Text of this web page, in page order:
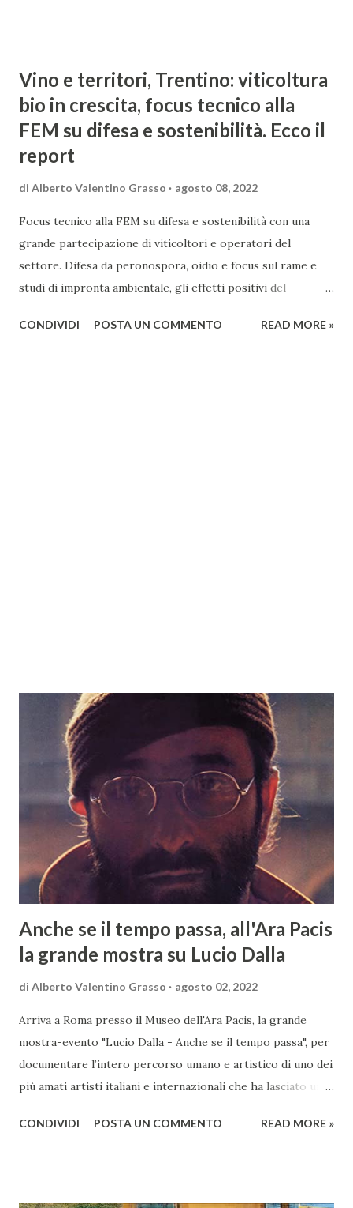
Vino e territori, Trentino: viticoltura
bio in crescita, focus tecnico alla
FEM su difesa e sostenibilità. Ecco il
report
di Alberto Valentino Grasso agosto 08, 2022
Focus tecnico alla FEM su difesa e sostenibilità con una
grande partecipazione di viticoltori e operatori del
settore. Difesa da peronospora, oidio e focus sul rame e
studi di impronta ambientale, gli effetti positivi del
collaborazione con il Centro Laimburg. Il Trentino è fra le
CONDIVIDI POSTA UN COMMENTO READ MORE »
Anche se il tempo passa, all'Ara Pacis
la grande mostra su Lucio Dalla
di Alberto Valentino Grasso agosto 02, 2022
Arriva a Roma presso il Museo dell'Ara Pacis, la grande
mostra-evento "Lucio Dalla - Anche se il tempo passa", per
documentare l’intero percorso umano e artistico di uno dei
più amati artisti italiani e internazionali che ha lasciato un
della cultura. Dal 22 settembre al 6 gennaio 2023. La mostra,
CONDIVIDI POSTA UN COMMENTO READ MORE »